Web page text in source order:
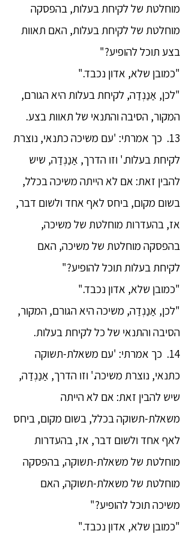
מוחלטת של לקיחת בעלות, בהפסקה
מוחלטת של לקיחת בעלות, האם תאוות
בצע תוכל להופיע?"
"כמובן שלא, אדון נכבד."
"לכן, אַנַנְדַה, לקיחת בעלות היא הגורם,
המקור, הסיבה והתנאי של תאוות בצע.
13. כך אמרתי: 'עם משיכה כתנאי, נוצרת
לקיחת בעלות.' וזו הדרך, אַנַנְדַה, שיש
להבין זאת: אם לא הייתה משיכה בכלל,
בשום מקום, ביחס לאף אחד ולשום דבר,
אז, בהעדרות מוחלטת של משיכה,
בהפסקה מוחלטת של משיכה, האם
לקיחת בעלות תוכל להופיע?"
"כמובן שלא, אדון נכבד."
"לכן, אַנַנְדַה, משיכה היא הגורם, המקור,
הסיבה והתנאי של כל לקיחת בעלות.
14. כך אמרתי: 'עם משאלת-תשוקה
כתנאי, נוצרת משיכה.' וזו הדרך, אַנַנְדַה,
שיש להבין זאת: אם לא הייתה
משאלת-תשוקה בכלל, בשום מקום, ביחס
לאף אחד ולשום דבר, אז, בהעדרות
מוחלטת של משאלת-תשוקה, בהפסקה
מוחלטת של משאלת-תשוקה, האם
משיכה תוכל להופיע?"
"כמובן שלא, אדון נכבד."